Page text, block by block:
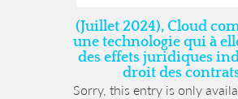
(Juillet 2024), Cloud
une technologie qui à
des effets juridiques
droit des
Sorry, this entry is only